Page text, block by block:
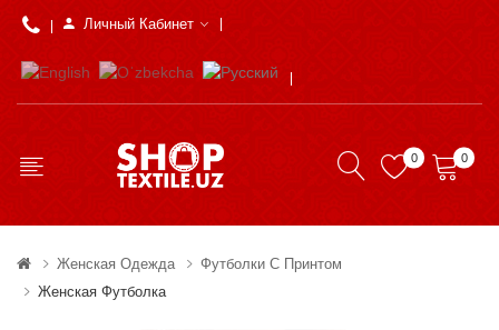
Личный Кабинет
0 0
Женская Одежда
Футболки С Принтом
Женская Футболка